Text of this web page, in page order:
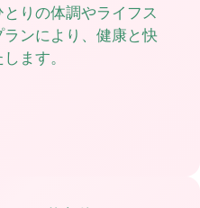
りの体調やライフス
ンにより、健康と快
ます。